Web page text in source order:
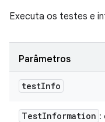
Executa os testes e
Parâmetros
testInfo
TestInformation :